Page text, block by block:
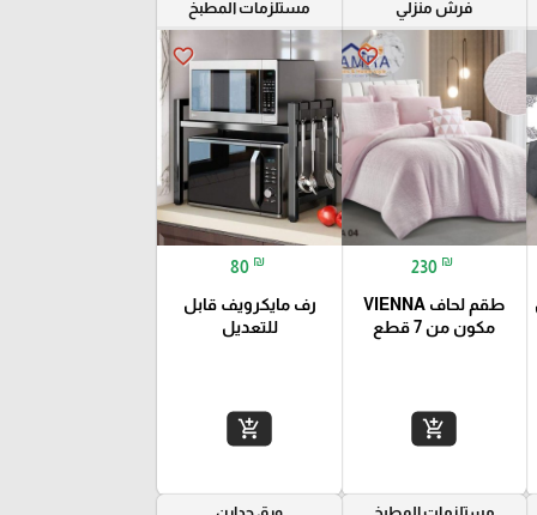
فرش منزلي
favorite_border
230 ₪
طقم لحاف VIENNA
مكون من 7 قطع
add_shopping_cart
مستلزمات المطبخ
favorite_border
80 ₪
رف مايكرويف قابل
للتعديل
add_shopping_cart